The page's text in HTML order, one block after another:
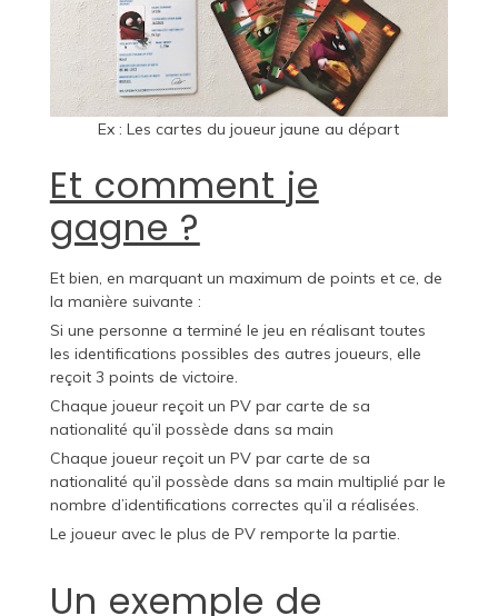
Ex : Les cartes du joueur jaune au départ
Et comment je
gagne ?
Et bien, en marquant un maximum de points et ce, de
la manière suivante :
Si une personne a terminé le jeu en réalisant toutes
les identifications possibles des autres joueurs, elle
reçoit 3 points de victoire.
Chaque joueur reçoit un PV par carte de sa
nationalité qu’il possède dans sa main
Chaque joueur reçoit un PV par carte de sa
nationalité qu’il possède dans sa main multiplié par le
nombre d’identifications correctes qu’il a réalisées.
Le joueur avec le plus de PV remporte la partie.
Un exemple de